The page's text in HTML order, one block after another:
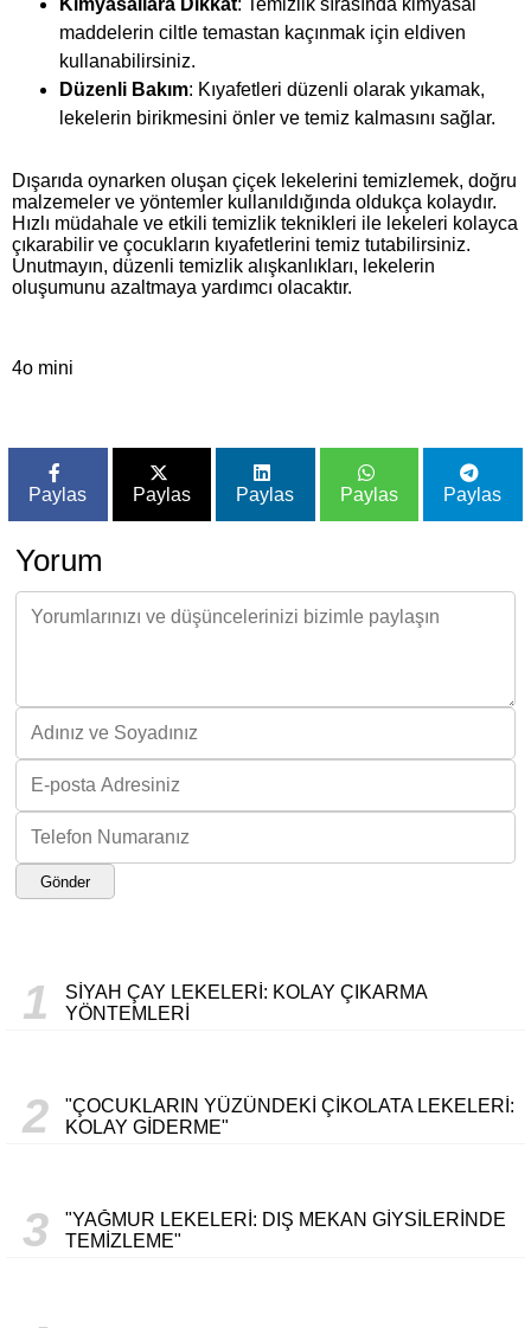
maddelerin ciltle temastan kaçınmak için eldiven
kullanabilirsiniz.
Düzenli Bakım: Kıyafetleri düzenli olarak yıkamak,
lekelerin birikmesini önler ve temiz kalmasını sağlar.
Dışarıda oynarken oluşan çiçek lekelerini temizlemek, doğru
malzemeler ve yöntemler kullanıldığında oldukça kolaydır.
Hızlı müdahale ve etkili temizlik teknikleri ile lekeleri kolayca
çıkarabilir ve çocukların kıyafetlerini temiz tutabilirsiniz.
Unutmayın, düzenli temizlik alışkanlıkları, lekelerin
oluşumunu azaltmaya yardımcı olacaktır.
4o mini
Paylas Paylas Paylas Paylas Paylas
Yorum
Gönder
1
SIYAH ÇAY LEKELERI: KOLAY ÇIKARMA
YÖNTEMLERI
2
"ÇOCUKLARIN YÜZÜNDEKI ÇIKOLATA LEKELERI:
KOLAY GIDERME"
3
"YAĞMUR LEKELERI: DIŞ MEKAN GIYSILERINDE
TEMIZLEME"